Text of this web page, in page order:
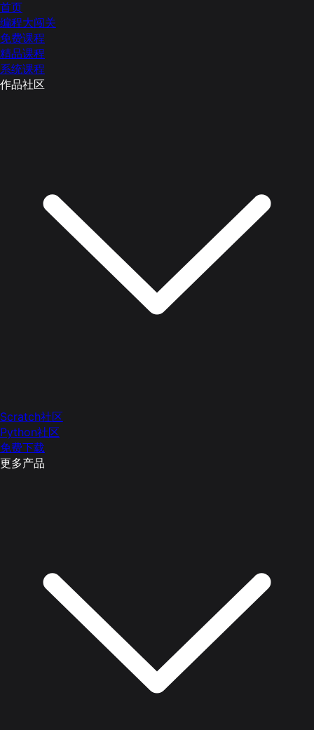
首页
编程大闯关
免费课程
精品课程
系统课程
作品社区
Scratch社区
Python社区
免费下载
更多产品